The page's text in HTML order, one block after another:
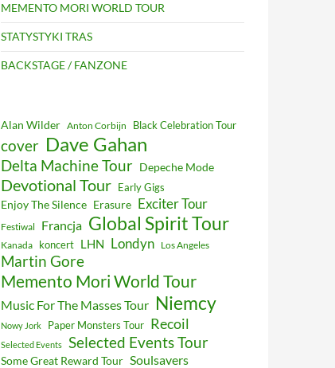
MEMENTO MORI WORLD TOUR
STATYSTYKI TRAS
BACKSTAGE / FANZONE
Alan Wilder Anton Corbijn Black Celebration Tour
cover Dave Gahan
Delta Machine Tour Depeche Mode
Devotional Tour Early Gigs
Enjoy The Silence Erasure Exciter Tour
Festiwal Francja Global Spirit Tour
Kanada koncert LHN Londyn Los Angeles
Martin Gore
Memento Mori World Tour
Music For The Masses Tour Niemcy
Nowy Jork Paper Monsters Tour Recoil
Selected Events Selected Events Tour
Some Great Reward Tour Soulsavers